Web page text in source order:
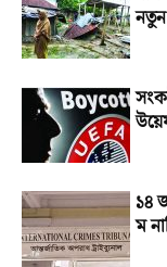
নতুন
১৪
ম